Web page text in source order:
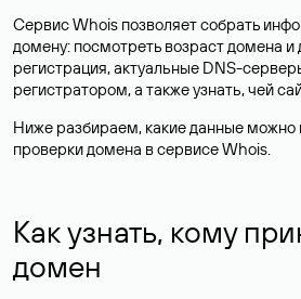
Сервис Whois позволяет собрать
домену: посмотреть возраст домена и
регистрация, актуальные DNS-
регистратором, а также узнать, чей
Ниже разбираем, какие данные можно
проверки домена в сервисе Whois.
Как узнать, кому
домен